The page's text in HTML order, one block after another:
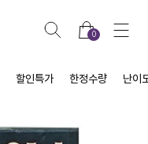
0
할인특가 한정수량 난이